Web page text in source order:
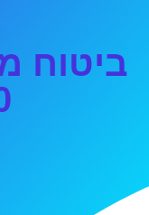
ביטוח